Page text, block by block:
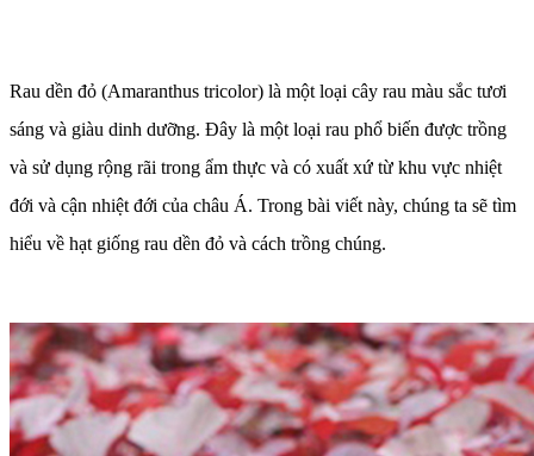
Rau dền đỏ (Amaranthus tricolor) là một loại cây rau màu sắc tươi
sáng và giàu dinh dưỡng. Đây là một loại rau phổ biến được trồng
và sử dụng rộng rãi trong ẩm thực và có xuất xứ từ khu vực nhiệt
đới và cận nhiệt đới của châu Á. Trong bài viết này, chúng ta sẽ tìm
hiểu về hạt giống rau dền đỏ và cách trồng chúng.